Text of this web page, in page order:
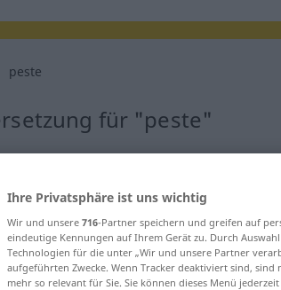
peste
für "peste"
Ihre Privatsphäre ist uns wichtig
Wir und unsere 716-Partner speichern und greifen auf
eindeutige Kennungen auf Ihrem Gerät zu. Durch
Technologien für die unter „Wir und unsere Partner
aufgeführten Zwecke. Wenn Tracker deaktiviert sind,
mehr so relevant für Sie. Sie können dieses Menü